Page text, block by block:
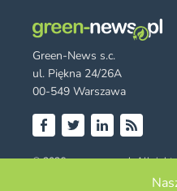
Green-News s.c.
ul. Piękna 24/26A
00-549 Warszawa
© 2026 green-news.pl. All rights